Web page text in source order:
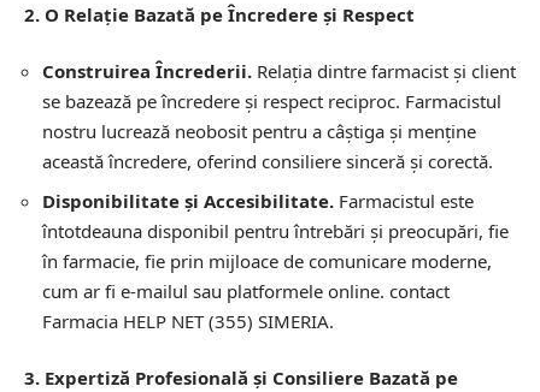
2. O Relație Bazată pe Încredere și Respect
Construirea Încrederii. Relația dintre farmacist și client
se bazează pe încredere și respect reciproc. Farmacistul
nostru lucrează neobosit pentru a câștiga și menține
această încredere, oferind consiliere sinceră și corectă.
Disponibilitate și Accesibilitate. Farmacistul este
întotdeauna disponibil pentru întrebări și preocupări, fie
în farmacie, fie prin mijloace de comunicare moderne,
cum ar fi e-mailul sau platformele online. contact
Farmacia HELP NET (355) SIMERIA.
3. Expertiză Profesională și Consiliere Bazată pe